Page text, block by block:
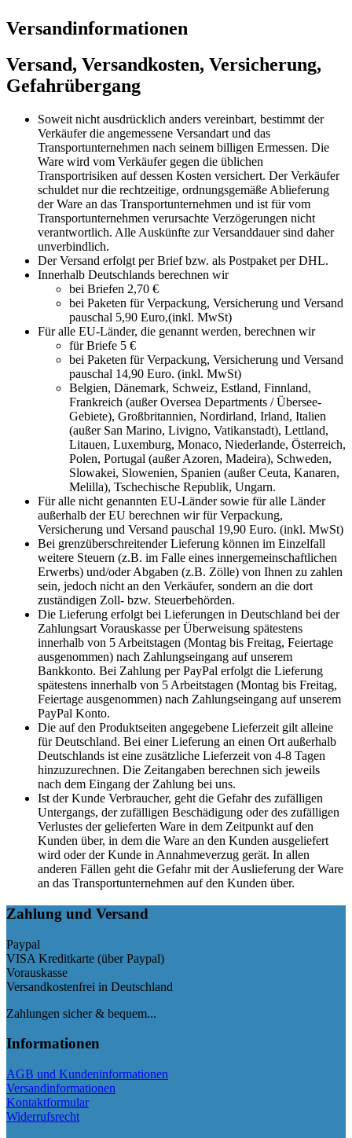
Versandinformationen
Versand, Versandkosten, Versicherung,
Gefahrübergang
Soweit nicht ausdrücklich anders vereinbart, bestimmt der
Verkäufer die angemessene Versandart und das
Transportunternehmen nach seinem billigen Ermessen. Die
Ware wird vom Verkäufer gegen die üblichen
Transportrisiken auf dessen Kosten versichert. Der Verkäufer
schuldet nur die rechtzeitige, ordnungsgemäße Ablieferung
der Ware an das Transportunternehmen und ist für vom
Transportunternehmen verursachte Verzögerungen nicht
verantwortlich. Alle Auskünfte zur Versanddauer sind daher
unverbindlich.
Der Versand erfolgt per Brief bzw. als Postpaket per DHL.
Innerhalb Deutschlands berechnen wir
bei Briefen 2,70 €
bei Paketen für Verpackung, Versicherung und Versand
pauschal 5,90 Euro,(inkl. MwSt)
Für alle EU-Länder, die genannt werden, berechnen wir
für Briefe 5 €
bei Paketen für Verpackung, Versicherung und Versand
pauschal 14,90 Euro. (inkl. MwSt)
Belgien, Dänemark, Schweiz, Estland, Finnland,
Frankreich (außer Oversea Departments / Übersee-
Gebiete), Großbritannien, Nordirland, Irland, Italien
(außer San Marino, Livigno, Vatikanstadt), Lettland,
Litauen, Luxemburg, Monaco, Niederlande, Österreich,
Polen, Portugal (außer Azoren, Madeira), Schweden,
Slowakei, Slowenien, Spanien (außer Ceuta, Kanaren,
Melilla), Tschechische Republik, Ungarn.
Für alle nicht genannten EU-Länder sowie für alle Länder
außerhalb der EU berechnen wir für Verpackung,
Versicherung und Versand pauschal 19,90 Euro. (inkl. MwSt)
Bei grenzüberschreitender Lieferung können im Einzelfall
weitere Steuern (z.B. im Falle eines innergemeinschaftlichen
Erwerbs) und/oder Abgaben (z.B. Zölle) von Ihnen zu zahlen
sein, jedoch nicht an den Verkäufer, sondern an die dort
zuständigen Zoll- bzw. Steuerbehörden.
Die Lieferung erfolgt bei Lieferungen in Deutschland bei der
Zahlungsart Vorauskasse per Überweisung spätestens
innerhalb von 5 Arbeitstagen (Montag bis Freitag, Feiertage
ausgenommen) nach Zahlungseingang auf unserem
Bankkonto. Bei Zahlung per PayPal erfolgt die Lieferung
spätestens innerhalb von 5 Arbeitstagen (Montag bis Freitag,
Feiertage ausgenommen) nach Zahlungseingang auf unserem
PayPal Konto.
Die auf den Produktseiten angegebene Lieferzeit gilt alleine
für Deutschland. Bei einer Lieferung an einen Ort außerhalb
Deutschlands ist eine zusätzliche Lieferzeit von 4-8 Tagen
hinzuzurechnen. Die Zeitangaben berechnen sich jeweils
nach dem Eingang der Zahlung bei uns.
Ist der Kunde Verbraucher, geht die Gefahr des zufälligen
Untergangs, der zufälligen Beschädigung oder des zufälligen
Verlustes der gelieferten Ware in dem Zeitpunkt auf den
Kunden über, in dem die Ware an den Kunden ausgeliefert
wird oder der Kunde in Annahmeverzug gerät. In allen
anderen Fällen geht die Gefahr mit der Auslieferung der Ware
an das Transportunternehmen auf den Kunden über.
Zahlung und Versand
Paypal
VISA Kreditkarte (über Paypal)
Vorauskasse
Versandkostenfrei in Deutschland
Zahlungen sicher & bequem...
Informationen
AGB und Kundeninformationen
Versandinformationen
Kontaktformular
Widerrufsrecht